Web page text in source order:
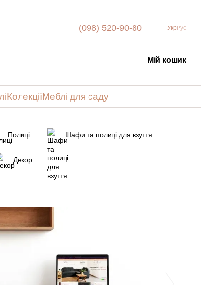
(098) 520-90-80 Укр Рус
Мій кошик
КолекціїМеблі для саду
Полиці Шафи та полиці для взуття
Декор